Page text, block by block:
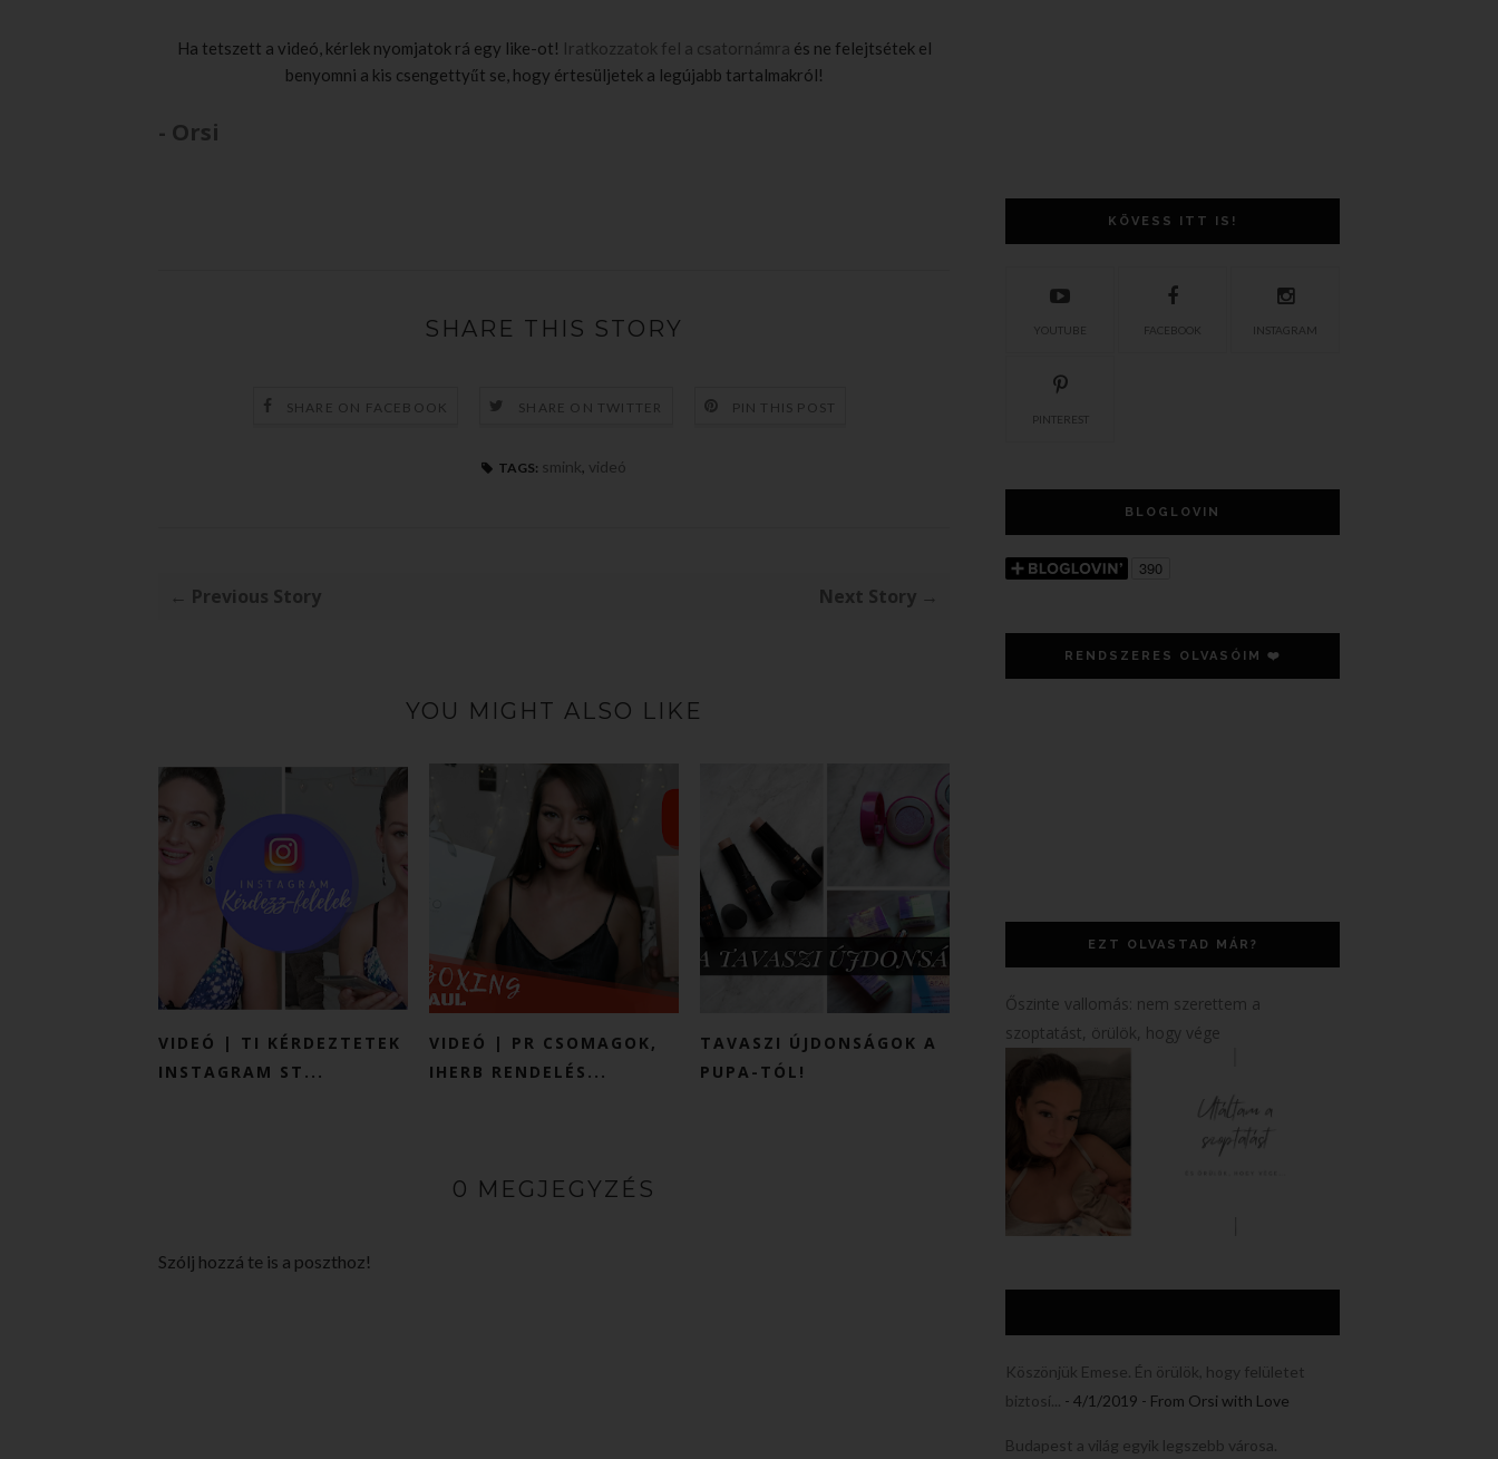
Ha tetszett a videó, kérlek nyomjatok rá egy like-ot! Iratkozzatok fel a csatornámra és ne felejtsétek el
benyomni a kis csengettyűt se, hogy értesüljetek a legújabb tartalmakról!
- Orsi
SHARE THIS STORY
SHARE ON FACEBOOK SHARE ON TWITTER PIN THIS POST
TAGS: smink, videó
← Previous Story Next Story →
YOU MIGHT ALSO LIKE
VIDEÓ | TI KÉRDEZTETEK
INSTAGRAM ST...
VIDEÓ | PR CSOMAGOK,
IHERB RENDELÉS...
TAVASZI ÚJDONSÁGOK A
PUPA-TÓL!
0 MEGJEGYZÉS
Szólj hozzá te is a poszthoz!
KÖVESS ITT IS!
YOUTUBE FACEBOOK INSTAGRAM
PINTEREST
BLOGLOVIN
RENDSZERES OLVASÓIM ❤️
EZT OLVASTAD MÁR?
Őszinte vallomás: nem szerettem a
szoptatást, örülök, hogy vége
Köszönjük Emese. Én örülök, hogy felületet
biztosí...
- 4/1/2019 - From Orsi with Love
Budapest a világ egyik legszebb városa.